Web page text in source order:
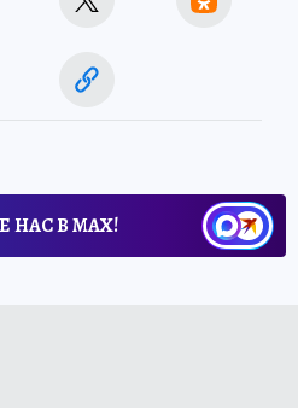
НАС В МАХ!